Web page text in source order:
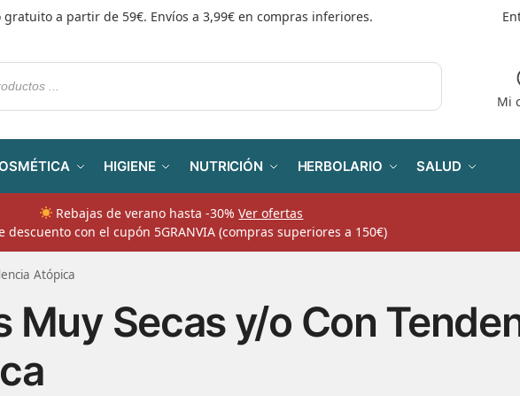
gratuito a partir de 59€. Envíos a 3,99€ en compras inferiores.
Mi
HIGIENE NUTRICIÓN HERBOLARIO SALUD
Rebajas de verano hasta -30%Ver ofertas
descuento con el cupón 5GRANVIA (compras superiores a 150€)
Atópica
Muy Secas y/o Con